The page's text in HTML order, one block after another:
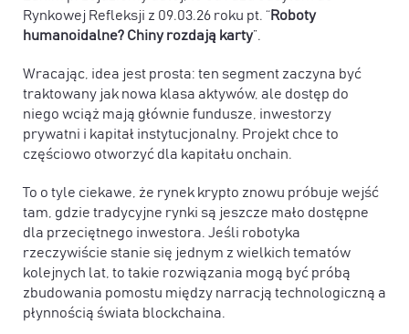
Rynkowej Refleksji z 09.03.26 roku pt. “Roboty
humanoidalne? Chiny rozdają karty”.
Wracając, idea jest prosta: ten segment zaczyna być
traktowany jak nowa klasa aktywów, ale dostęp do
niego wciąż mają głównie fundusze, inwestorzy
prywatni i kapitał instytucjonalny. Projekt chce to
częściowo otworzyć dla kapitału onchain.
To o tyle ciekawe, że rynek krypto znowu próbuje wejść
tam, gdzie tradycyjne rynki są jeszcze mało dostępne
dla przeciętnego inwestora. Jeśli robotyka
rzeczywiście stanie się jednym z wielkich tematów
kolejnych lat, to takie rozwiązania mogą być próbą
zbudowania pomostu między narracją technologiczną a
płynnością świata blockchaina.